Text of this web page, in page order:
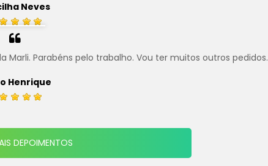
Neves
Parabéns pelo trabalho. Vou ter muitos outros pedidos.
Henrique
DEPOIMENTOS